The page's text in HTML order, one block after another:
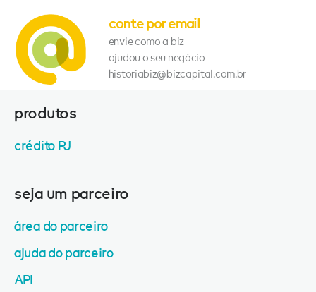
conte por email
envie como a biz
ajudou o seu negócio
historiabiz@bizcapital.com.br
produtos
crédito PJ
seja um parceiro
área do parceiro
ajuda do parceiro
API